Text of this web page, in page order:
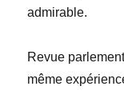
admirable.
Revue
même